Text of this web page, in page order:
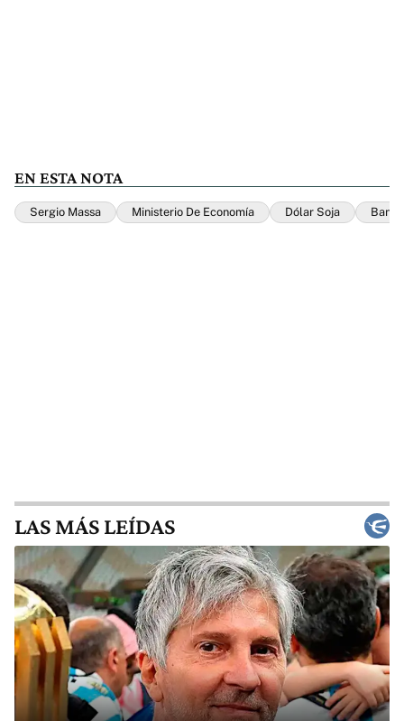
EN ESTA NOTA
Sergio Massa Ministerio De Economía Dólar Soja
LAS MÁS LEÍDAS